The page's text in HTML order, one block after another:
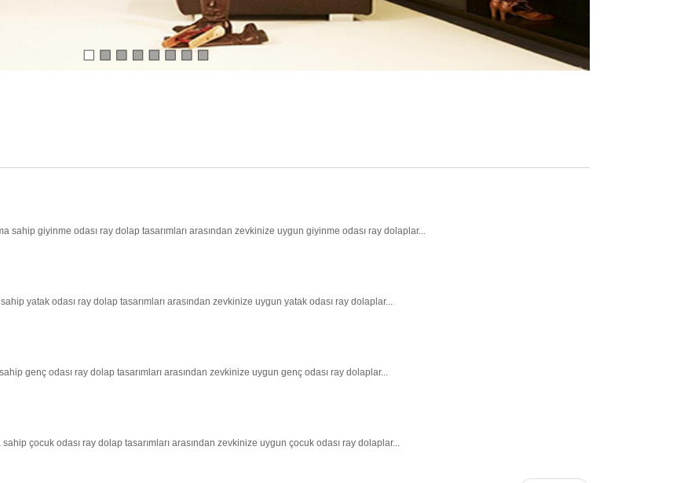
sahip giyinme odası ray dolap tasarımları arasından zevkinize uygun giyinme odası ray dolaplar...
yatak odası ray dolap tasarımları arasından zevkinize uygun yatak odası ray dolaplar...
genç odası ray dolap tasarımları arasından zevkinize uygun genç odası ray dolaplar...
çocuk odası ray dolap tasarımları arasından zevkinize uygun çocuk odası ray dolaplar...